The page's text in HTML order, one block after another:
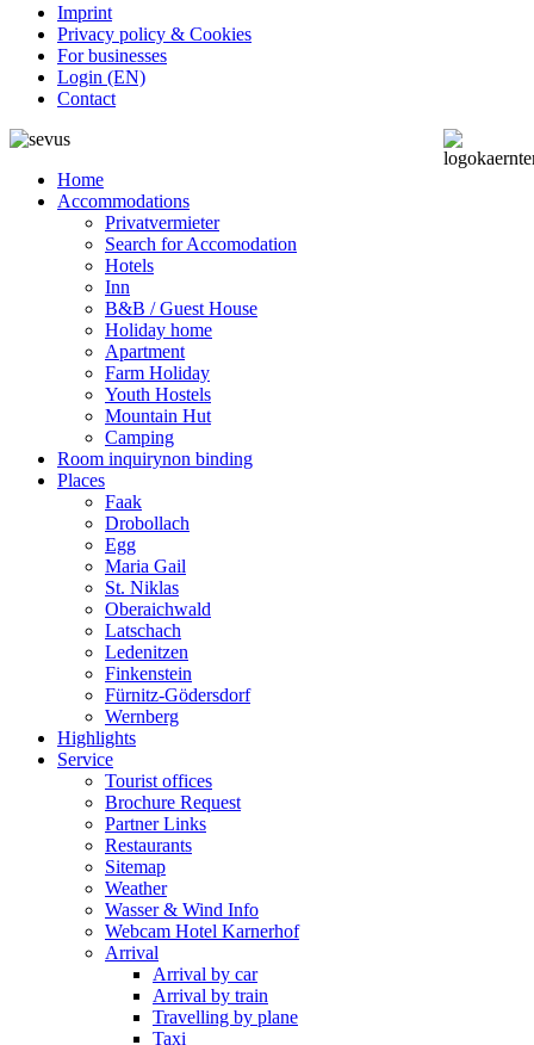
Imprint
Privacy policy & Cookies
For businesses
Login (EN)
Contact
Home
Accommodations
Privatvermieter
Search for Accomodation
Hotels
Inn
B&B / Guest House
Holiday home
Apartment
Farm Holiday
Youth Hostels
Mountain Hut
Camping
Room inquirynon binding
Places
Faak
Drobollach
Egg
Maria Gail
St. Niklas
Oberaichwald
Latschach
Ledenitzen
Finkenstein
Fürnitz-Gödersdorf
Wernberg
Highlights
Service
Tourist offices
Brochure Request
Partner Links
Restaurants
Sitemap
Weather
Wasser & Wind Info
Webcam Hotel Karnerhof
Arrival
Arrival by car
Arrival by train
Travelling by plane
Taxi